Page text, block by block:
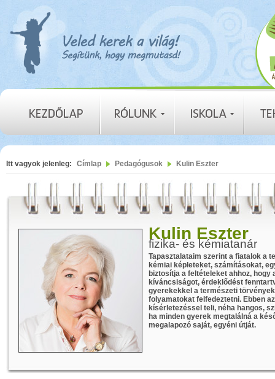
Itt vagyok jelenleg: Címlap Pedagógusok Kulin Eszter
Kulin Eszter
fizika- és kémiatanár
Tapasztalataim szerint a fiatalok a
kémiai képleteket, számításokat,
biztosítja a feltételeket ahhoz, hogy
kíváncsiságot, érdeklődést
gyerekekkel a természeti
folyamatokat felfedeztetni. Ebben
kísérletezéssel teli, néha hangos,
ha minden gyerek megtalálná a
megalapozó saját, egyéni útját.